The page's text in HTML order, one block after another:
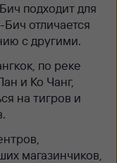
подходит для
отличается
с другими.
по реке
и Ко Чанг,
на тигров и
магазинчиков,